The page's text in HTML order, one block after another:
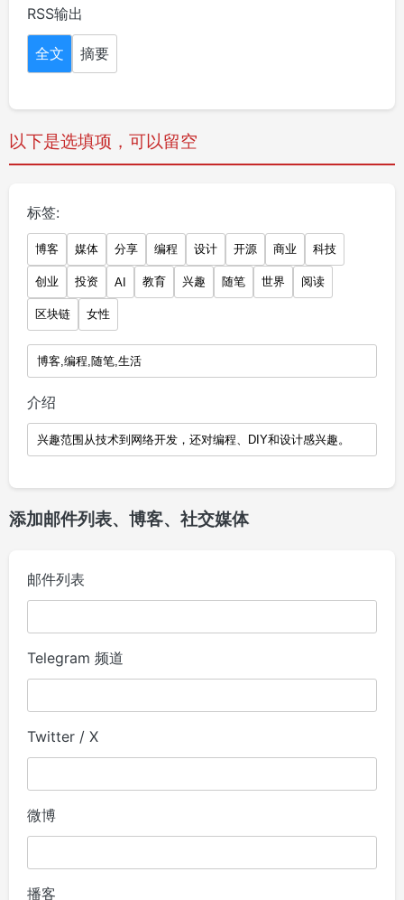
RSS输出
全文 摘要
以下是选填项，可以留空
标签:
博客 媒体 分享 编程 设计 开源 商业 科技
创业 投资 AI 教育 兴趣 随笔 世界 阅读
区块链 女性
介绍
添加邮件列表、博客、社交媒体
邮件列表
Telegram 频道
Twitter / X
微博
播客